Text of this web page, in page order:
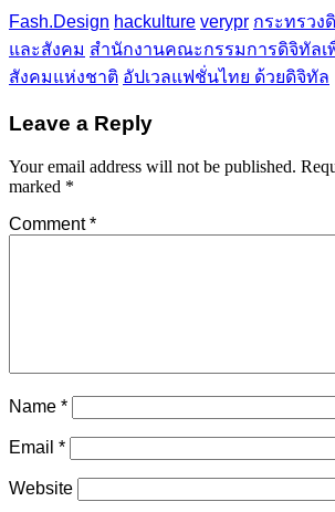
Fash.Design hackulture verypr กระทรวง
และสังคม สำนักงานคณะกรรมการดิจิทัลเ
สังคมแห่งชาติ อัปเวลแฟชั่นไทย ด้วยดิจิทัล
Leave a Reply
Your email address will not be published.
marked *
Comment*
Name *
Email *
Website